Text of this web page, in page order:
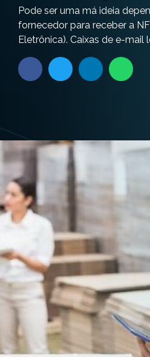
Pode ser uma má ideia
fornecedor para receber a
Eletrônica). Caixas de e-mail